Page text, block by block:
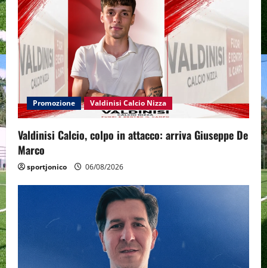
Promozione Valdinisi Calcio Nizza
Valdinisi Calcio, colpo in attacco: arriva Giuseppe De
Marco
sportjonico 06/08/2026